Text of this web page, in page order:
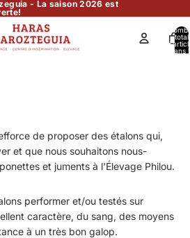
- La saison 2026 est
total
dans
de proposer des étalons qui,
et que nous souhaitons nous-
et juments à l'Élevage Philou.
performer et/ou testés sur
caractère, du sang, des moyens
à un très bon galop.